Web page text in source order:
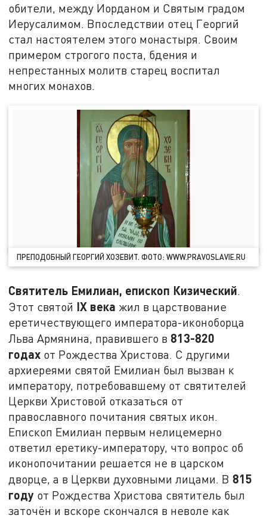
обители, между Иорданом и Святым градом
Иерусалимом. Впоследствии отец Георгий
стал настоятелем этого монастыря. Своим
примером строгого поста, бдения и
непрестанных молитв старец воспитал
многих монахов.
ПРЕПОДОБНЫЙ ГЕОРГИЙ ХОЗЕВИТ. ФОТО: WWW.PRAVOSLAVIE.RU
Святитель Емилиан, епископ Кизический.
Этот святой IX века жил в царствование
еретичествующего императора-иконоборца
Льва Армянина, правившего в 813-820
годах от Рождества Христова. С другими
архиереями святой Емилиан был вызван к
императору, потребовавшему от святителей
Церкви Христовой отказаться от
православного почитания святых икон.
Епископ Емилиан первым нелицемерно
ответил еретику-императору, что вопрос об
иконопочитании решается не в царском
дворце, а в Церкви духовными лицами. В 815
году от Рождества Христова святитель был
заточён и вскоре скончался в неволе как